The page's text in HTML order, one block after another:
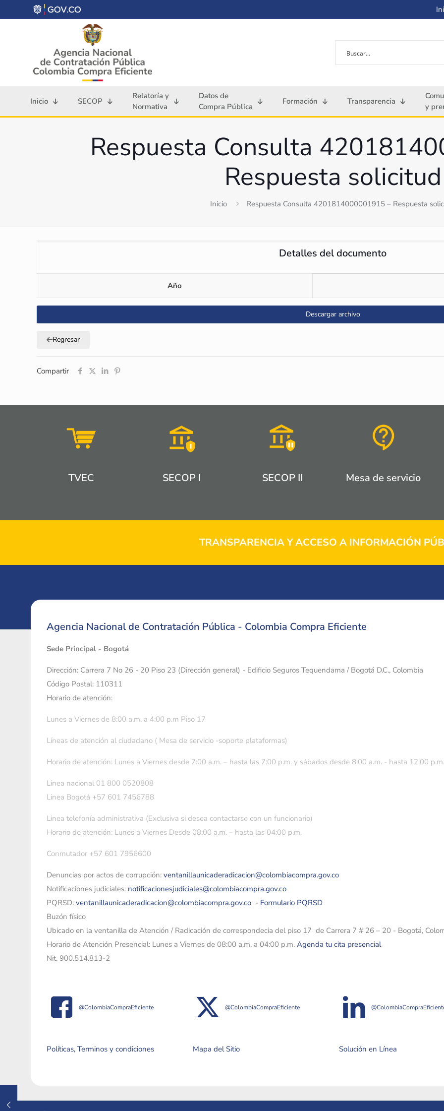
Inicio SECOP
Relatoría y
Normativa
Datos de
Compra Pública
Formación Transparencia
y
Respuesta Consulta
Respuesta solicitud
Inicio Respuesta Consulta 4201814000001915 – Respuesta
Detalles del documento
Año
Descargar archivo
Regresar
Compartir
TVEC SECOP I SECOP II Mesa de servicio
TRANSPARENCIA Y ACCESO A INFORMACIÓN
Agencia Nacional de Contratación Pública - Colombia Compra Eficiente
Sede Principal - Bogotá
Dirección: Carrera 7 No 26 - 20 Piso 23 (Dirección general) - Edificio Seguros Tequendama / Bogotá D.C., Colombia
Código Postal: 110311
Horario de atención:
Lunes a Viernes de 8:00 a.m. a 4:00 p.m Piso 17
Líneas de atención al ciudadano ( Mesa de servicio -soporte plataformas)
Horario de atención: Lunes a Viernes desde 7:00 a.m. – hasta las 7:00 p.m. y sábados desde 8:00 a.m. - hasta 12:00 p.m.
Linea nacional 01 800 0520808
Linea Bogotá +57 601 7456788
Linea telefonía administrativa (Exclusiva si desea contactarse con un funcionario)
Horario de atención: Lunes a Viernes Desde 08:00 a.m. – hasta las 04:00 p.m.
Conmutador +57 601 7956600
Denuncias por actos de corrupción: ventanillaunicaderadicacion@colombiacompra.gov.co
Notificaciones judiciales: notificacionesjudiciales@colombiacompra.gov.co
PQRSD: ventanillaunicaderadicacion@colombiacompra.gov.co - Formulario PQRSD
Buzón físico
Ubicado en la ventanilla de Atención / Radicación de correspondecia del piso 17 de Carrera 7 # 26 – 20 - Bogotá,
Horario de Atención Presencial: Lunes a Viernes de 08:00 a.m. a 04:00 p.m. Agenda tu cita presencial
Nit. 900.514.813-2
@ColombiaCompraEficiente @ColombiaCompraEficiente
Políticas, Terminos y condiciones Mapa del Sitio Solución en Línea